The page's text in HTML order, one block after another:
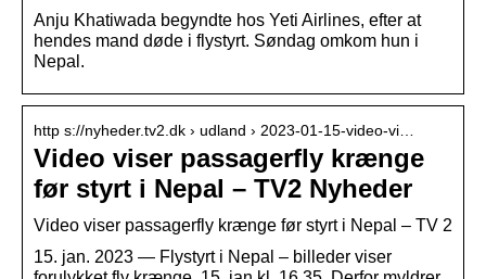
Anju Khatiwada begyndte hos Yeti Airlines, efter at
hendes mand døde i flystyrt. Søndag omkom hun i
Nepal.
http s://nyheder.tv2.dk › udland › 2023-01-15-video-vi…
Video viser passagerfly krænge
før styrt i Nepal – TV2 Nyheder
Video viser passagerfly krænge før styrt i Nepal – TV 2
15. jan. 2023 — Flystyrt i Nepal – billeder viser